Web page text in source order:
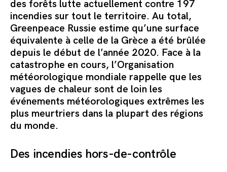
des forêts lutte actuellement contre 197
incendies sur tout le territoire. Au total,
Greenpeace Russie estime qu’une surface
équivalente à celle de la Grèce a été brûlée
depuis le début de l’année 2020. Face à la
catastrophe en cours, l’Organisation
météorologique mondiale rappelle que les
vagues de chaleur sont de loin les
événements météorologiques extrêmes les
plus meurtriers dans la plupart des régions
du monde.
Des incendies hors-de-contrôle